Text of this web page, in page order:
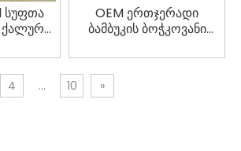
სუფთა
ქალური
OEM ერთჯერადი
ბამბუკის ბოჭკოვანი
საფენების
მწარმოებელი
4 ... 10 »